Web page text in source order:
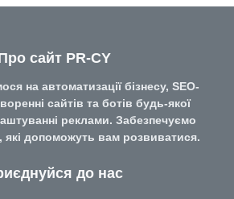
сайт PR-CY
на автоматизації бізнесу, SEO-
сайтів та ботів будь-якої
реклами. Забезпечуємо
які допоможуть вам розвиватися.
до нас